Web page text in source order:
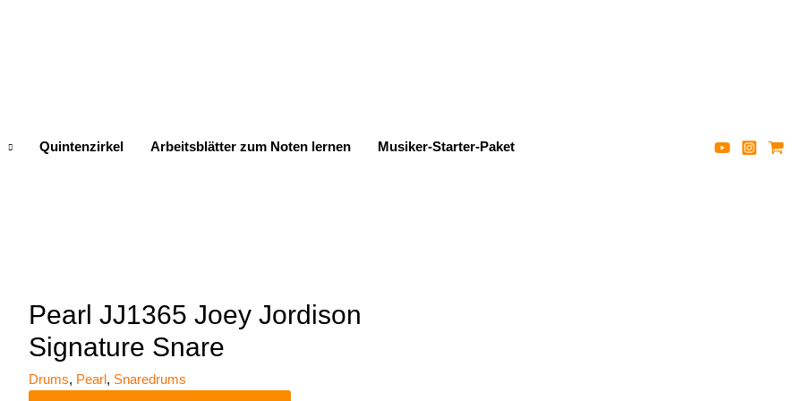
Quintenzirkel Arbeitsblätter zum Noten lernen Musiker-Starter-Paket
Pearl JJ1365 Joey Jordison
Signature Snare
Drums, Pearl, Snaredrums